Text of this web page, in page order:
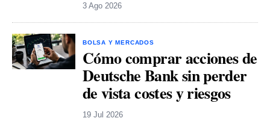
3 Ago 2026
BOLSA Y MERCADOS
Cómo comprar acciones de
Deutsche Bank sin perder
de vista costes y riesgos
19 Jul 2026